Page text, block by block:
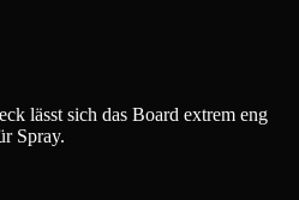
lässt sich das Board extrem eng
Spray.